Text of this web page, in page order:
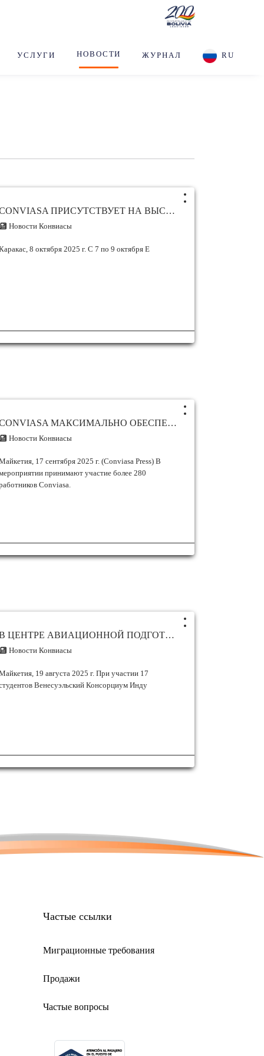
УСЛУГИ НОВОСТИ ЖУРНАЛ RU
CONVIASA ПРИСУТСТВУЕТ НА ВЫСТАВКЕ ПОСТАВЩИКОВ AVECINTEL 2025
Новости Конвиасы
8 октября 2025 г. С 7 по 9 октября E
CONVIASA МАКСИМАЛЬНО ОБЕСПЕЧИВАЕТ ОПТИМАЛЬНУЮ ЗАБОТУ О ПАССАЖИРАХ, РАЗГОВОРИВАЯ ВАШУ УЛЫБКУ, НАШ ПЕРВЫЙ НАПРАВЛЕНИЕ!
Новости Конвиасы
17 сентября 2025 г. (Conviasa Press) В
принимают участие более 280
Conviasa.
В ЦЕНТРЕ АВИАЦИОННОЙ ПОДГОТОВКИ № 82 НАЧИНАЮТСЯ ПЕРВЫЕ КУРСЫ ПАССАЖИРСКОГО ЭКИПАЖА
Новости Конвиасы
19 августа 2025 г. При участии 17
Венесуэльский Консорциум Инду
Частые ссылки
Миграционные требования
Продажи
Частые вопросы